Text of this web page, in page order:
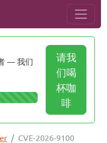
— 我们
请我
们喝
杯咖
啡
CVE-2026-9100